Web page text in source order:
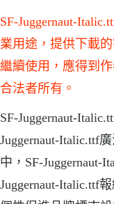
SF-Juggernaut-
業用途，提供下載
繼續使用，應得到
合法者所有。
SF-Juggernaut-
Juggernaut-Italic.ttf
中，SF-Juggernaut-
Juggernaut-Italic.ttf